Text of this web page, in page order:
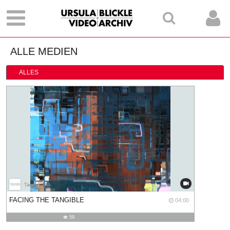
ALLE MEDIEN
ALLES
Tandon, Rini
FACING THE TANGIBLE 04:00
04:00
59
59